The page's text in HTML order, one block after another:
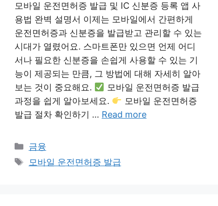
모바일 운전면허증 발급 및 IC 신분증 등록 앱 사
용법 완벽 설명서 이제는 모바일에서 간편하게
운전면허증과 신분증을 발급받고 관리할 수 있는
시대가 열렸어요. 스마트폰만 있으면 언제 어디
서나 필요한 신분증을 손쉽게 사용할 수 있는 기
능이 제공되는 만큼, 그 방법에 대해 자세히 알아
보는 것이 중요해요.
모바일 운전면허증 발급
과정을 쉽게 알아보세요.
모바일 운전면허증
발급 절차 확인하기 … Read more
Categories
금융
Tags
모바일 운전면허증 발급